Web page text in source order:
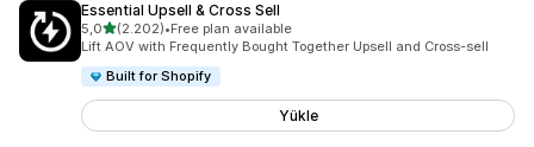
Essential Upsell & Cross Sell
5,05 yıldız üzerinden
(2.202)
toplam 2202 değerlendirme
•Free plan available
Lift AOV with Frequently Bought Together Upsell and Cross-sell
Built for Shopify
Yükle